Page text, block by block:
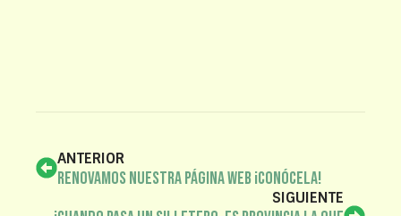
ANTERIOR
Renovamos nuestra página web ¡Conócela!
SIGUIENTE